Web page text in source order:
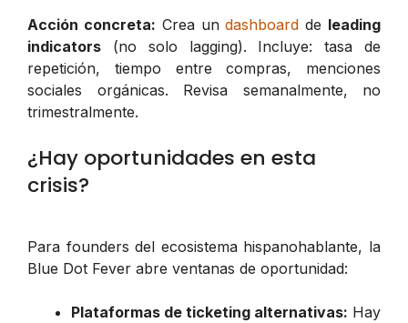
Acción concreta: Crea undashboard de leading
indicators (no solo lagging). Incluye: tasa de
repetición, tiempo entre compras, menciones
sociales orgánicas. Revisa semanalmente, no
trimestralmente.
¿Hay oportunidades en esta
crisis?
Para founders del ecosistema hispanohablante, la
Blue Dot Fever abre ventanas de oportunidad:
Plataformas de ticketing alternativas: Hay